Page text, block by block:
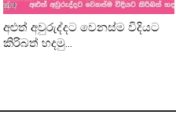
අළුත් අවුරුද්දට වෙනස්ම විදියට
කිරිබත් හදමු…